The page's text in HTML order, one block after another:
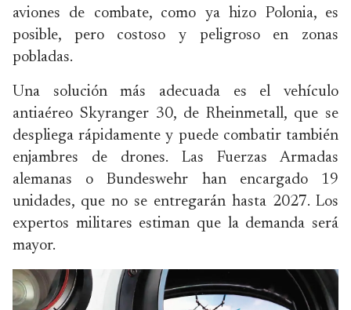
aviones de combate, como ya hizo Polonia, es
posible, pero costoso y peligroso en zonas
pobladas.
Una solución más adecuada es el vehículo
antiaéreo Skyranger 30, de Rheinmetall, que se
despliega rápidamente y puede combatir también
enjambres de drones. Las Fuerzas Armadas
alemanas o Bundeswehr han encargado 19
unidades, que no se entregarán hasta 2027. Los
expertos militares estiman que la demanda será
mayor.